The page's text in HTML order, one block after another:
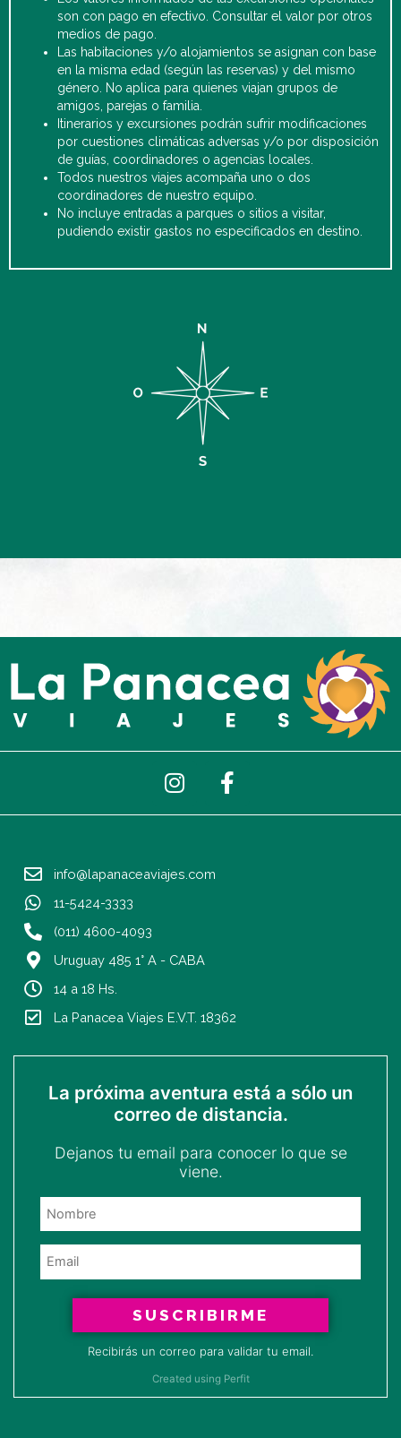
son con pago en efectivo. Consultar el valor por otros
medios de pago.
Las habitaciones y/o alojamientos se asignan con base
en la misma edad (según las reservas) y del mismo
género. No aplica para quienes viajan grupos de
amigos, parejas o familia.
Itinerarios y excursiones podrán sufrir modificaciones
por cuestiones climáticas adversas y/o por disposición
de guías, coordinadores o agencias locales.
Todos nuestros viajes acompaña uno o dos
coordinadores de nuestro equipo.
No incluye entradas a parques o sitios a visitar,
pudiendo existir gastos no especificados en destino.
I
n
s
g
m
F
a
c
info@lapanaceaviajes.com
11-5424-3333
(011) 4600-4093
Uruguay 485 1° A - CABA
14 a 18 Hs.
La Panacea Viajes E.V.T. 18362
La próxima aventura está a sólo un
correo de distancia.
Dejanos tu email para conocer lo que se
viene.
SUSCRIBIRME
Recibirás un correo para validar tu email.
Created using Perfit